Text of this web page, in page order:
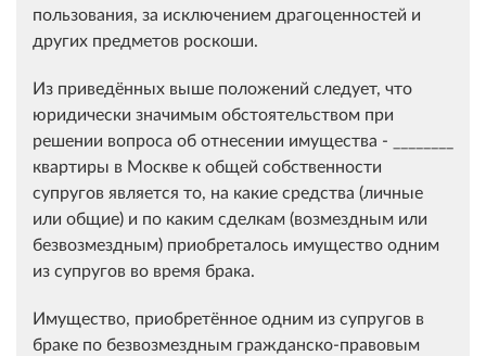
пользования, за исключением драгоценностей и
других предметов роскоши.
Из приведённых выше положений следует, что
юридически значимым обстоятельством при
решении вопроса об отнесении имущества - ________
квартиры в Москве к общей собственности
супругов является то, на какие средства (личные
или общие) и по каким сделкам (возмездным или
безвозмездным) приобреталось имущество одним
из супругов во время брака.
Имущество, приобретённое одним из супругов в
браке по безвозмездным гражданско-правовым